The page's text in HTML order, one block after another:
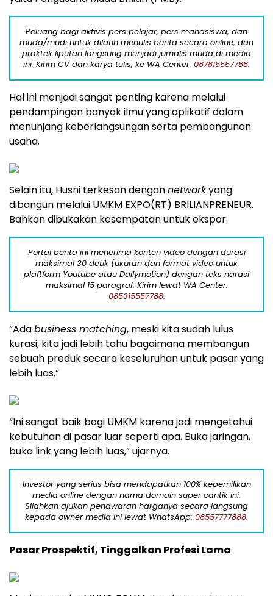
Peluang bagi aktivis pers pelajar, pers mahasiswa, dan
muda/mudi untuk dilatih menulis berita secara online, dan
praktek liputan langsung menjadi jurnalis muda di media
ini. Kirim CV dan karya tulis, ke WA Center: 087815557788.
Hal ini menjadi sangat penting karena melalui
pendampingan banyak ilmu yang aplikatif dalam
menunjang keberlangsungan serta pembangunan
usaha.
Selain itu, Husni terkesan dengannetworkyang
dibangun melalui UMKM EXPO(RT) BRILIANPRENEUR.
Bahkan dibukakan kesempatan untuk ekspor.
Portal berita ini menerima konten video dengan durasi
maksimal 30 detik (ukuran dan format video untuk
plaftform Youtube atau Dailymotion) dengan teks narasi
maksimal 15 paragraf. Kirim lewat WA Center:
085315557788.
“Adabusiness matching, meski kita sudah lulus
kurasi, kita jadi lebih tahu bagaimana membangun
sebuah produk secara keseluruhan untuk pasar yang
lebih luas.”
“Ini sangat baik bagi UMKM karena jadi mengetahui
kebutuhan di pasar luar seperti apa. Buka jaringan,
buka link yang lebih luas,” ujarnya.
Investor yang serius bisa mendapatkan 100% kepemilikan
media online dengan nama domain super cantik ini.
Silahkan ajukan penawaran harganya secara langsung
kepada owner media ini lewat WhatsApp: 08557777888.
Pasar Prospektif, Tinggalkan Profesi Lama